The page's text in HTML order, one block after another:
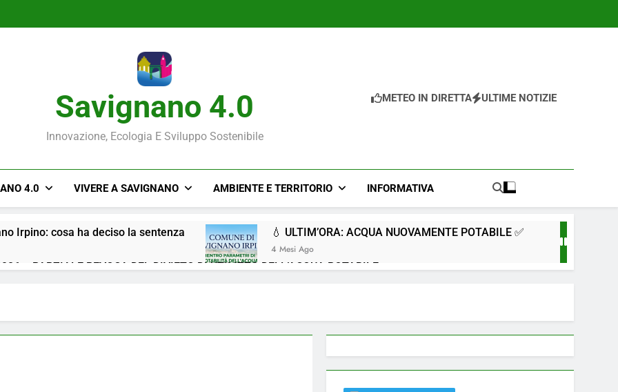
Savignano 4.0
Innovazione, Ecologia E Sviluppo Sostenibile
METEO IN DIRETTA ULTIME NOTIZIE
4.0 VIVERE A SAVIGNANO AMBIENTE E TERRITORIO INFORMATIVA
Irpino: cosa ha deciso la sentenza 💧 ULTIM’ORA: ACQUA NUOVAMENTE POTABILE ✅
4 Mesi Ago
– PARZIALE REVOCA DEL DIVIETO DI UTILIZZO DELL’ACQUA POTABILE
ACQUA
a Savignano Irpino: Ordinanza n. 7 del 26 Marzo 2026
Postamat chiuso di notte a Savignano: misura anti-rapina fino alle 8:30